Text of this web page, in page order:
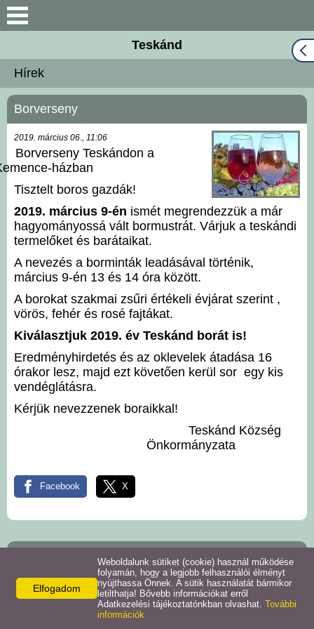
Keresés
Közös Önkormányzati
Hivatal
Naptár
Választási információk
Bemutatkozás
Falutörténet
Hírek
Önkormányzat
Intézmények
Pályázatok
Galéria
Szolgáltatások
Helyi vállalkozások
Helyi kiadványok
Teskánd
Hírek
Borverseny
2019. március 06., 11:06
Teskándon a
házban
Tisztelt boros gazdák!
2019. március 9-én ismét megrendezzük a már
hagyományossá vált bormustrát. Várjuk a teskándi
termelőket és barátaikat.
A nevezés a borminták leadásával történik,
március 9-én 13 és 14 óra között.
A borokat szakmai zsűri értékeli évjárat szerint ,
vörös, fehér és rosé fajtákat.
Kiválasztjuk 2019. év Teskánd borát is!
Eredményhirdetés és az oklevelek átadása 16
órakor lesz, majd ezt követően kerül sor egy kis
vendéglátásra.
Kérjük nevezzenek boraikkal!
Teskánd Község
Önkormányzata
Facebook X
Teskánd
8991 Teskánd,
Elfogadom
Weboldalunk sütiket (cookie) használ működése
folyamán, hogy a legjobb felhasználói élményt
nyújthassa Önnek. A sütik használatát bármikor
letilthatja! Bővebb információkat erről
Adatkezelési tájékoztatónkban olvashat. További
információk